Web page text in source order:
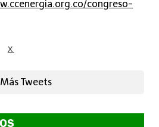
congreso-
X
Más Tweets